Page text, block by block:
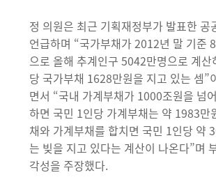
정 의원은 최근 기획재정부가 발표한 공
언급하며 “국가부채가 2012년 말 기준
으로 올해 추계인구 5042만명으로 계산
당 국가부채 1628만원을 지고 있는 셈”
면서 “국내 가계부채가 1000조원을 넘
하면 국민 1인당 가계부채는 약 1983만
채와 가계부채를 합치면 국민 1인당 약
는 빚을 지고 있다는 계산이 나온다”며
각성을 주장했다.